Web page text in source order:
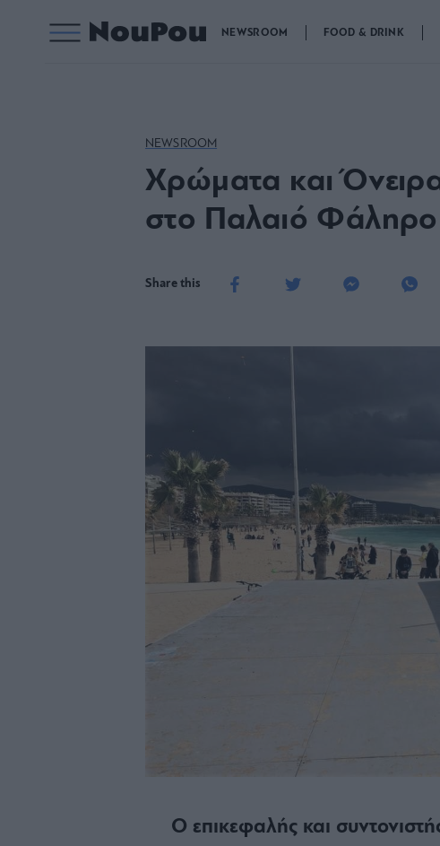
NEWSROOM FOOD & DRINK
NEWSROOM
Xρώματα και
στο Παλαιό Φάληρο
Share this
Ο επικεφαλής και